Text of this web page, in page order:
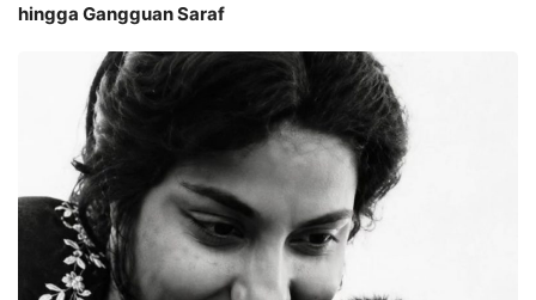
hingga Gangguan Saraf